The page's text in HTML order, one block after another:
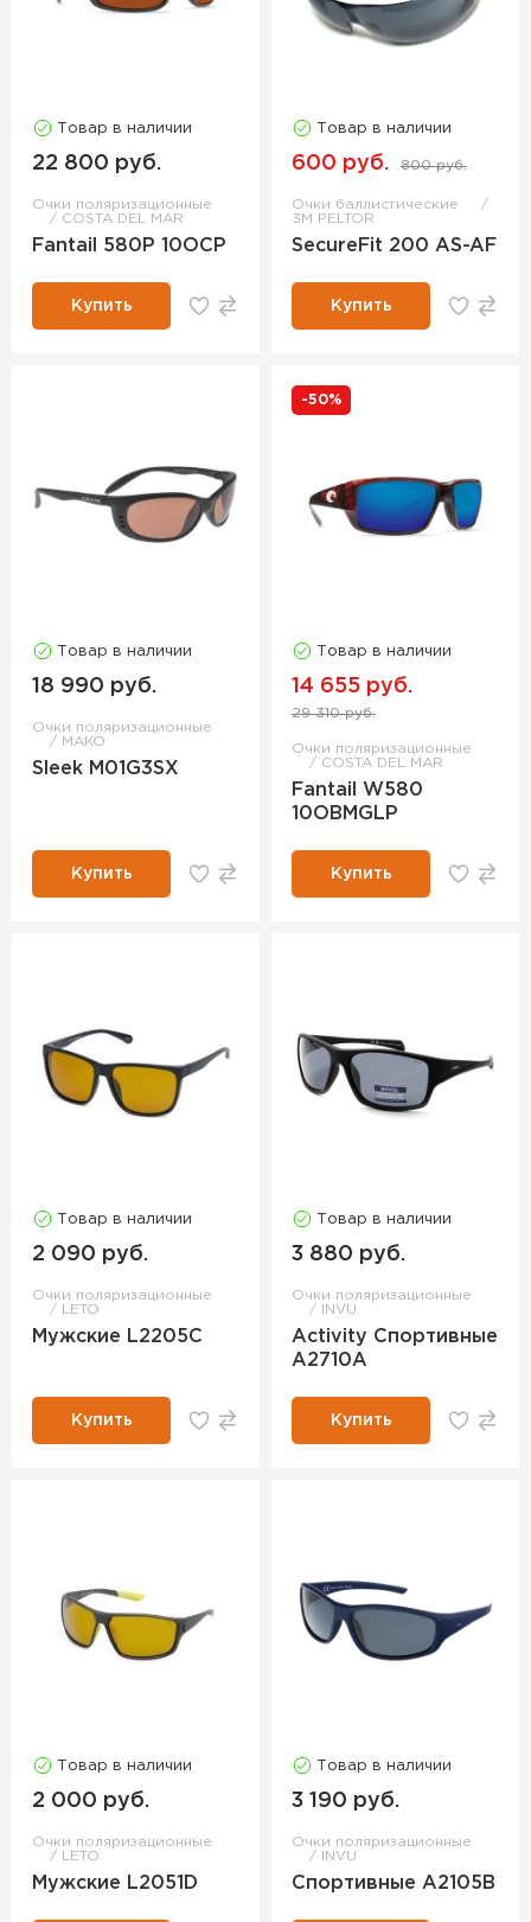
Товар в наличии
22 800 руб.
Очки поляризационные
COSTA DEL MAR
Fantail 580P 10OCP
Купить
Товар в наличии
600 руб. 800 руб.
Очки баллистические
3M PELTOR
SecureFit 200 AS-AF
Купить
Товар в наличии
18 990 руб.
Очки поляризационные
MAKO
Sleek M01G3SX
Купить
-50%
Товар в наличии
14 655 руб.
29 310 руб.
Очки поляризационные
COSTA DEL MAR
Fantail W580
10OBMGLP
Купить
Товар в наличии
2 090 руб.
Очки поляризационные
LETO
Мужские L2205C
Купить
Товар в наличии
3 880 руб.
Очки поляризационные
INVU
Activity Спортивные
A2710A
Купить
Товар в наличии
2 000 руб.
Очки поляризационные
LETO
Мужские L2051D
Товар в наличии
3 190 руб.
Очки поляризационные
INVU
Спортивные A2105B